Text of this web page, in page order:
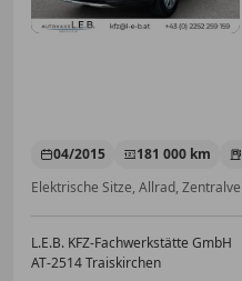
04/2015 181 000 km
L.E.B. KFZ-Fachwerkstätte GmbH
AT-2514 Traiskirchen